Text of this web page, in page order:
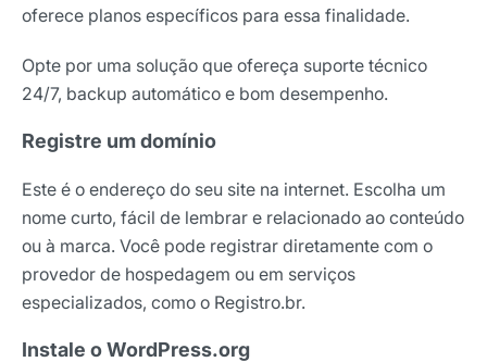
oferece planos específicos para essa finalidade.
Opte por uma solução que ofereça suporte técnico
24/7, backup automático e bom desempenho.
Registre um domínio
Este é o endereço do seu site na internet. Escolha um
nome curto, fácil de lembrar e relacionado ao conteúdo
ou à marca. Você pode registrar diretamente com o
provedor de hospedagem ou em serviços
especializados, como o Registro.br.
Instale o WordPress.org